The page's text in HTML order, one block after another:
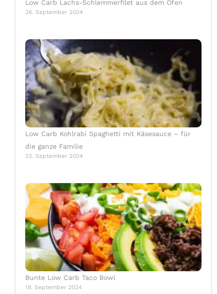
Low Carb Lachs-Schlemmerfilet aus dem Ofen
26. September 2024
Low Carb Kohlrabi Spaghetti mit Käsesauce – für
die ganze Familie
23. September 2024
Bunte Low Carb Taco Bowl
19. September 2024